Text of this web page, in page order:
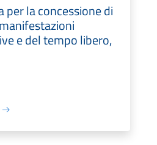
per la concessione di
e del tempo libero,